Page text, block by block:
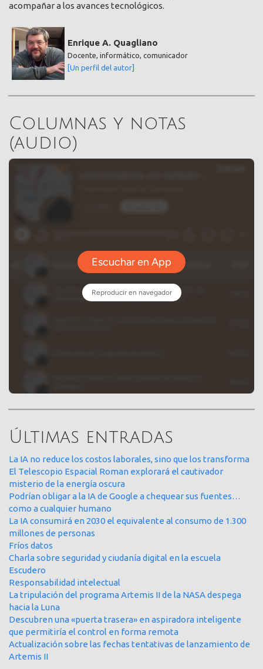
acompañar a los avances tecnológicos.
Enrique A. Quagliano
Docente, informático, comunicador
[Un perfil del autor]
Columnas y notas
(audio)
Últimas entradas
La IA no reduce los costos laborales, sino que los transforma
El Telescopio Espacial Roman explorará el cautivador
misterio de la energía oscura
Podrían obligar a la IA de Google a chequear sus fuentes…
como a cualquier humano
La IA consumirá en 2030 el equivalente al consumo de 1.300
millones de personas
Fríos datos
Charla sobre seguridad y ciudanía digital en la escuela
Escudero
Responsabilidad intelectual
La tripulación del programa Artemis II de la NASA despega
hacia la Luna
Descubren una «puerta trasera» en aspiradora inteligente
que permitiría el control en forma remota
Actualización sobre las fechas tentativas de lanzamiento de
Artemis II